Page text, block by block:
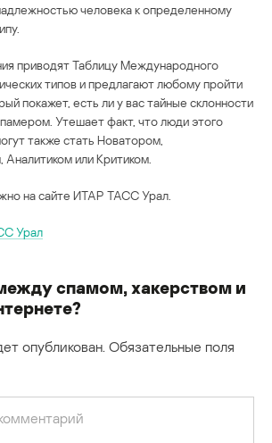
человека к определенному
приводят Таблицу Международного
типов и предлагают любому пройти
покажет, есть ли у вас тайные склонности
Утешает факт, что люди этого
также стать Новатором,
или Критиком.
на сайте ИТАР ТАСС Урал.
Урал
спамом, хакерством и
опубликован. Обязательные поля